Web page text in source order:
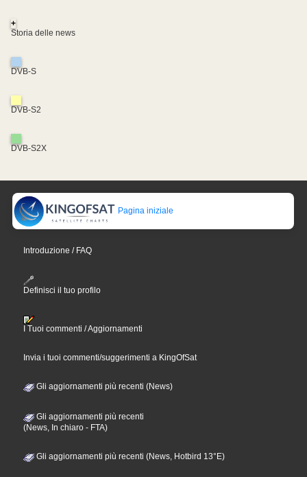
+
Storia delle news
DVB-S
DVB-S2
DVB-S2X
Pagina iniziale
Introduzione / FAQ
Definisci il tuo profilo
I Tuoi commenti / Aggiornamenti
Invia i tuoi commenti/suggerimenti a KingOfSat
Gli aggiornamenti più recenti (News)
Gli aggiornamenti più recenti
(News, In chiaro - FTA)
Gli aggiornamenti più recenti (News, Hotbird 13°E)